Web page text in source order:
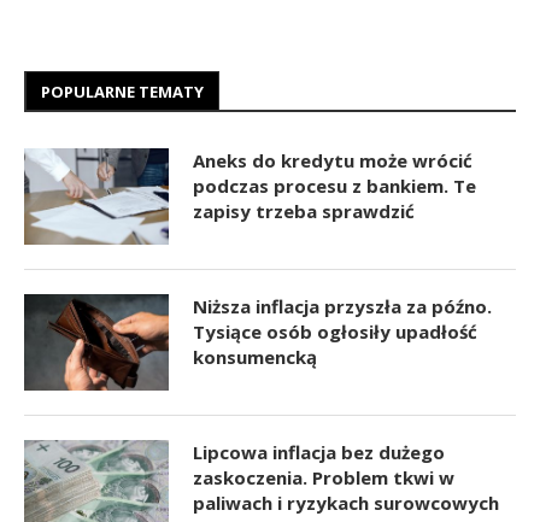
POPULARNE TEMATY
Aneks do kredytu może wrócić
podczas procesu z bankiem. Te
zapisy trzeba sprawdzić
Niższa inflacja przyszła za późno.
Tysiące osób ogłosiły upadłość
konsumencką
Lipcowa inflacja bez dużego
zaskoczenia. Problem tkwi w
paliwach i ryzykach surowcowych